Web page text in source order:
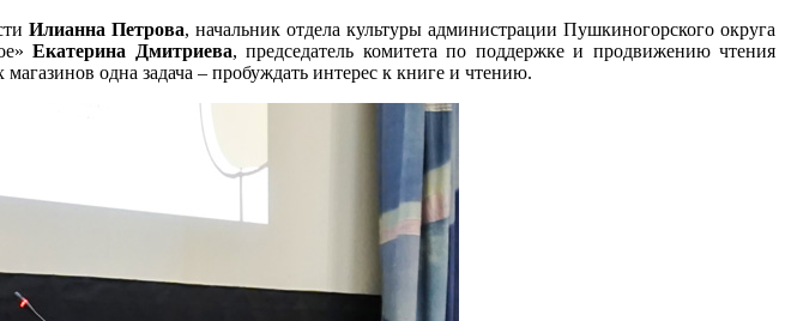
Илианна Петрова, начальник отдела культуры администрации Пушкиногорского округа
Екатерина Дмитриева, председатель комитета по поддержке и продвижению чтения
одна задача – пробуждать интерес к книге и чтению.